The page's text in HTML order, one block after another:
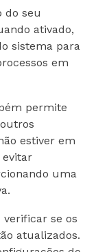
do seu
ativado,
sistema para
em
permite
estiver em
evitar
uma
se os
atualizados.